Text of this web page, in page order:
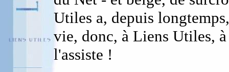
Utiles a, depuis
vie, donc, à Liens Utiles,
l'assiste !